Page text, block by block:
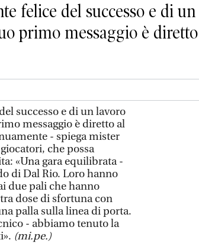
felice del successo e di
primo messaggio è
successo e di un lavoro
messaggio è diretto al
- spiega mister
che possa
«Una gara equilibrata -
di Dal Rio. Loro hanno
due pali che hanno
dose di sfortuna con
palla sulla linea di porta.
- abbiamo tenuto la
(mi.pe.)